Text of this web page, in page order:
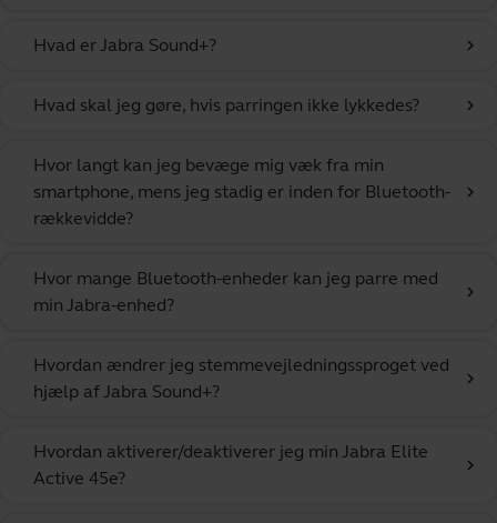
Hvad er Jabra Sound+? chevron_right
Hvad skal jeg gøre, hvis parringen ikke lykkedes? chevron_right
Hvor langt kan jeg bevæge mig væk fra min
smartphone, mens jeg stadig er inden for Bluetooth-
rækkevidde?
chevron_right
Hvor mange Bluetooth-enheder kan jeg parre med
min Jabra-enhed?
chevron_right
Hvordan ændrer jeg stemmevejledningssproget ved
hjælp af Jabra Sound+?
chevron_right
Hvordan aktiverer/deaktiverer jeg min Jabra Elite
Active 45e?
chevron_right